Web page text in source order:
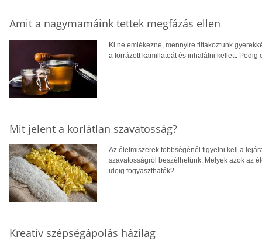
Amit a nagymamáink tettek megfázás ellen
Ki ne emlékezne, mennyire tiltakoztunk
a forrázott kamillateát és inhalálni kellett.
Mit jelent a korlátlan szavatosság?
Az élelmiszerek többségénél figyelni kell a
szavatosságról beszélhetünk. Melyek azok az
ideig fogyaszthatók?
Kreatív szépségápolás házilag